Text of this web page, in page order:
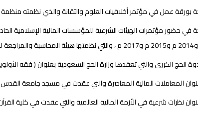
بورقة عمل في مؤتمر أخلاقيات العلوم والتقانة والذي نظمته منظمة
الحج الكبرى والتي تعقدها وزارة الحج السعودية بعنوان ( فقه الأولويات
المعاملات المالية المعاصرة والتي عقدت في مسجد جامعة القدس عام
نظرات شرعية في الأزمة المالية العالمية والتي عقدت في كلية القرآن